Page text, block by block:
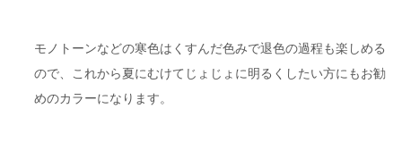
モノトーンなどの寒色はくすんだ色みで退色の過程も楽しめる
ので、これから夏にむけてじょじょに明るくしたい方にもお勧
めのカラーになります。